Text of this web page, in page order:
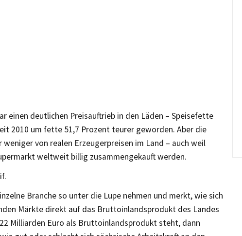
einen deutlichen Preisauftrieb in den Läden – Speisefette
2010 um fette 51,7 Prozent teurer geworden. Aber die
von realen Erzeugerpreisen im Land – auch weil
weltweit billig zusammengekauft werden.
Branche so unter die Lupe nehmen und merkt, wie sich
Märkte direkt auf das Bruttoinlandsprodukt des Landes
Milliarden Euro als Bruttoinlandsprodukt steht, dann